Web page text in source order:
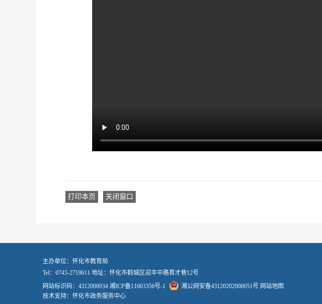
打印本页 关闭窗口
主办单位：怀化市教育局
Tel：0745-2719611 地址：怀化市鹤城区迎丰中路育才巷12号
网站标识码：4312000034 湘ICP备11003356号-1 湘公网安备43120202000051号 网站地图
技术支持：怀化市政务服务中心